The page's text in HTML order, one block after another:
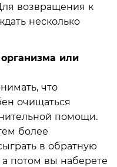
возвращения к
несколько
или
что
очищаться
помощи.
более
в обратную
а потом вы наберете